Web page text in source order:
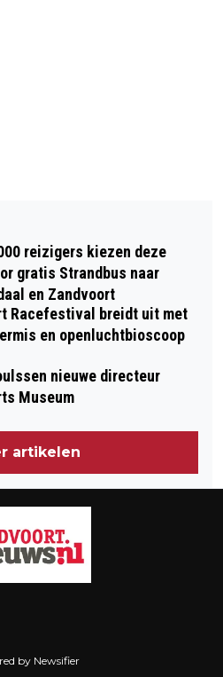
BIJ
BANKZITTERS
VAN DE
reizigers kiezen deze
gratis Strandbus naar
en Zandvoort
Racefestival breidt uit met
en openluchtbioscoop
nieuwe directeur
Museum
artikelen
by Newsifier